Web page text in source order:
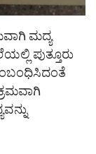
ಮದ್ಯ
ಪುತ್ತೂರು